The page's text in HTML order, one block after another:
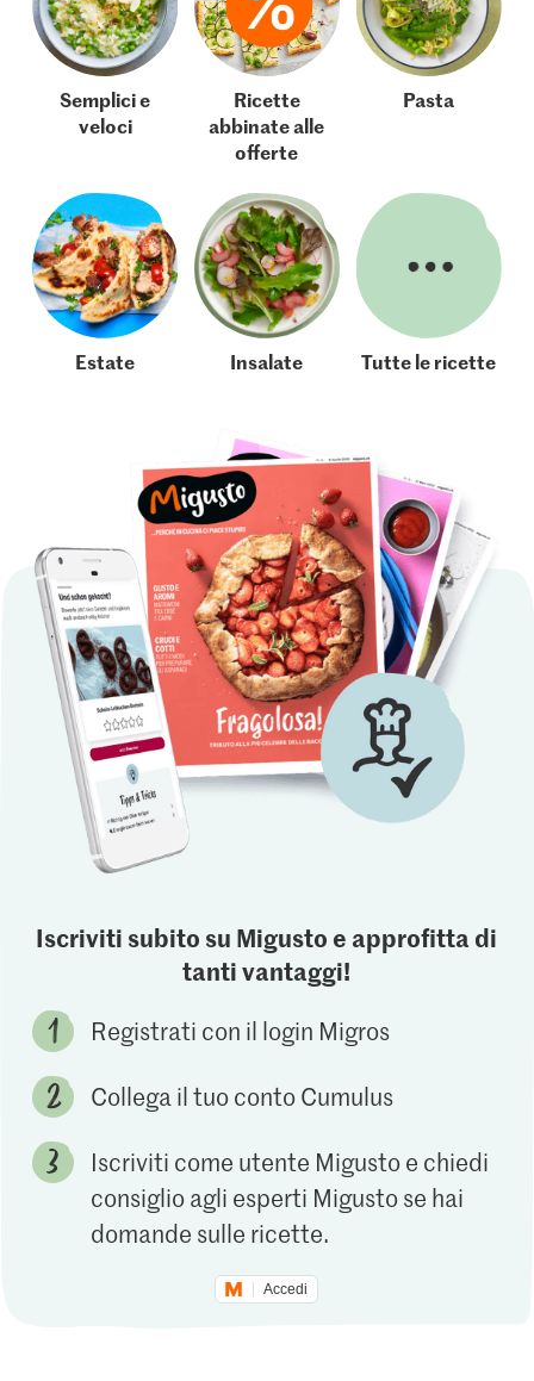
Semplici e
veloci
Ricette
abbinate alle
offerte
Pasta
Estate Insalate Tutte le ricette
Iscriviti subito su Migusto e approfitta di
tanti vantaggi!
Registrati con il login Migros
Collega il tuo conto Cumulus
Iscriviti come utente Migusto e chiedi
consiglio agli esperti Migusto se hai
domande sulle ricette.
Accedi